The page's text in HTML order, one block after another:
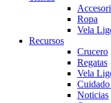
Ropa
Vela
Recursos
Crucero
Regatas
Vela
Cuidado
Noticias